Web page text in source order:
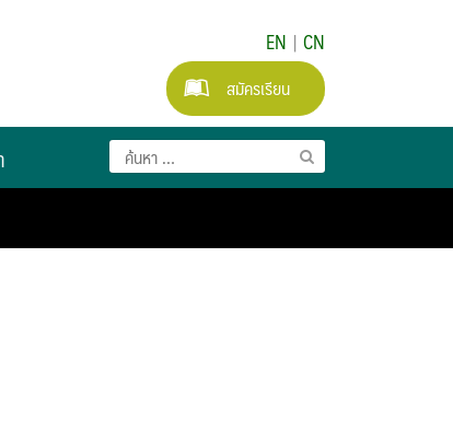
EN | CN
สมัครเรียน